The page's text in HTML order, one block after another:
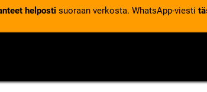
helposti suoraan verkosta. WhatsApp-viesti